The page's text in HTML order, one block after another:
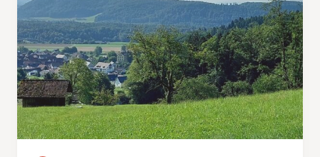
zum Trübsee und dann zur Bergstation
Älplerseil, wo wir die Seilbahn nach Unter
Trübsee nutzen, bevor wir nach Engelberg
wandern.